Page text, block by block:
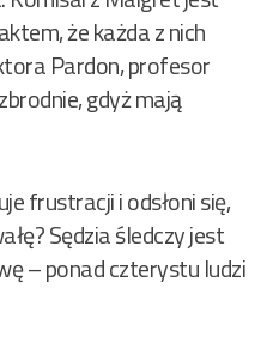
że każda z nich
Pardon, profesor
gdyż mają
frustracji i odsłoni się,
Sędzia śledczy jest
– ponad czterystu ludzi